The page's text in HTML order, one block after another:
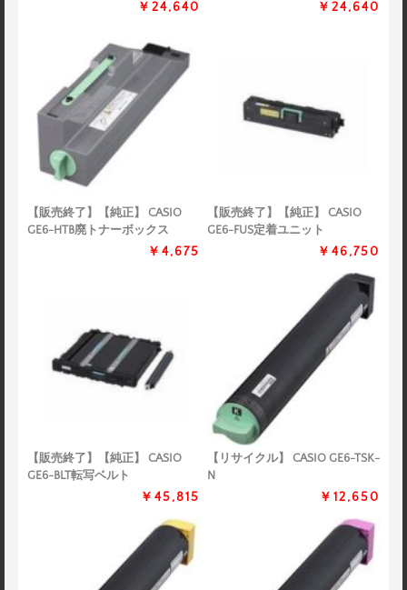
￥24,640 ￥24,640
【販売終了】【純正】 CASIO
GE6-HTB廃トナーボックス
￥4,675
【販売終了】【純正】 CASIO
GE6-FUS定着ユニット
￥46,750
【販売終了】【純正】 CASIO
GE6-BLT転写ベルト
￥45,815
【リサイクル】 CASIO GE6-TSK-
N
￥12,650